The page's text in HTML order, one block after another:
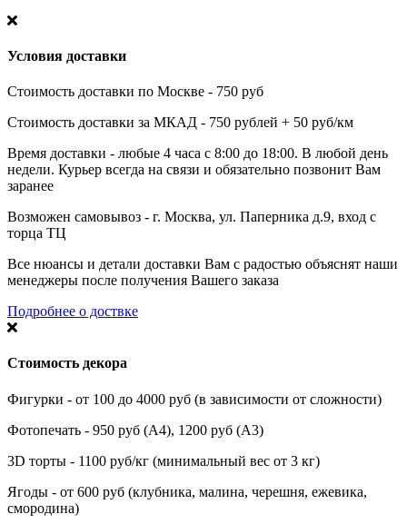
Условия доставки
Стоимость доставки по Москве - 750 руб
Стоимость доставки за МКАД - 750 рублей + 50 руб/км
Время доставки - любые 4 часа с 8:00 до 18:00. В любой день
недели. Курьер всегда на связи и обязательно позвонит Вам
заранее
Возможен самовывоз - г. Москва, ул. Паперника д.9, вход с
торца ТЦ
Все нюансы и детали доставки Вам с радостью объяснят наши
менеджеры после получения Вашего заказа
Подробнее о доствке
Стоимость декора
Фигурки - от 100 до 4000 руб (в зависимости от сложности)
Фотопечать - 950 руб (А4), 1200 руб (А3)
3D торты - 1100 руб/кг (минимальный вес от 3 кг)
Ягоды - от 600 руб (клубника, малина, черешня, ежевика,
смородина)